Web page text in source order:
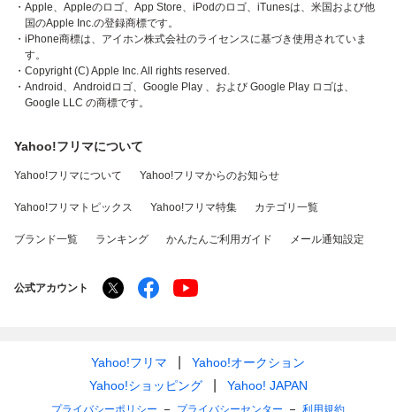
・Apple、Appleのロゴ、App Store、iPodのロゴ、iTunesは、米国および他
国のApple Inc.の登録商標です。
・iPhone商標は、アイホン株式会社のライセンスに基づき使用されていま
す。
・Copyright (C) Apple Inc. All rights reserved.
・Android、Androidロゴ、Google Play 、および Google Play ロゴは、
Google LLC の商標です。
Yahoo!フリマについて
Yahoo!フリマについて Yahoo!フリマからのお知らせ
Yahoo!フリマトピックス Yahoo!フリマ特集 カテゴリ一覧
ブランド一覧 ランキング かんたんご利用ガイド メール通知設定
公式アカウント
Yahoo!フリマ
Yahoo!オークション
Yahoo!ショッピング
Yahoo! JAPAN